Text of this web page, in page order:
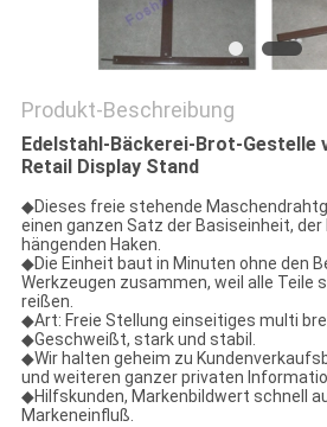
Produkt-Beschreibung
Edelstahl-Bäckerei-Brot-Gestelle
Retail Display Stand
◆Dieses freie stehende
einen ganzen Satz der Basiseinheit, der
hängenden Haken.
◆Die Einheit baut in Minuten ohne den
Werkzeugen zusammen, weil alle Teile
reißen.
◆Art: Freie Stellung einseitiges multi
◆Geschweißt, stark und stabil.
◆Wir halten geheim zu
und weiteren ganzer privaten
◆Hilfskunden, Markenbildwert schnell
Markeneinfluß.